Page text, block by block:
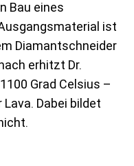
Bau eines
ist
Diamantschneider
erhitzt Dr.
Grad Celsius –
Dabei bildet